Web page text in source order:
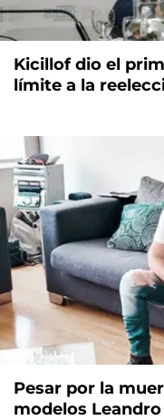
Kicillof dio el
límite a la
Pesar por la
modelos Leandro